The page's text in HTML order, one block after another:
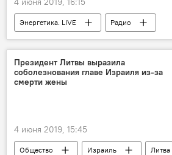
Энергетика. LIVE
Радио
"Северный поток – 2"
Ангела
Строительство газопровода "Северный
Президент Литвы выразила
соболезнования главе Израиля из-за
смерти жены
4 июня 2019, 15:45
Общество Израиль
Литва